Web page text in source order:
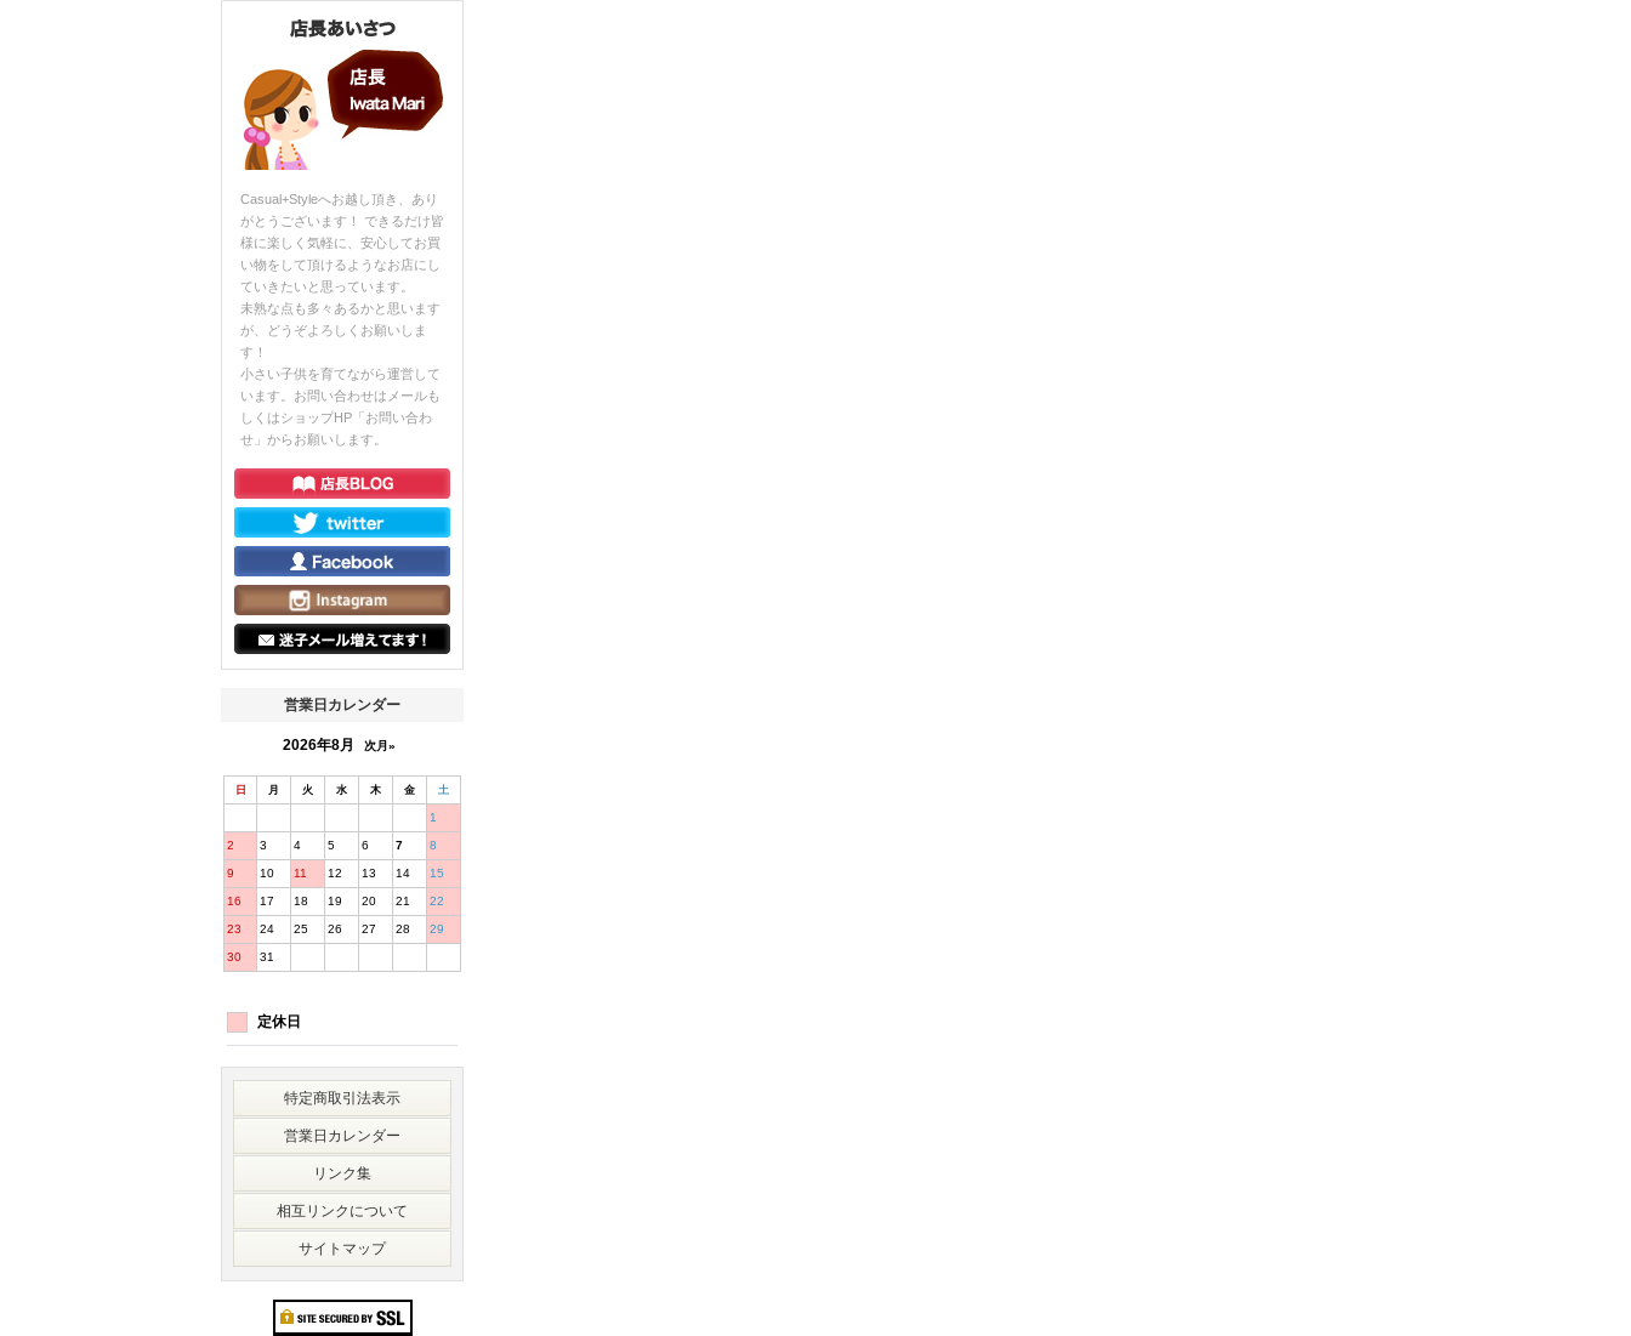
Casual+Styleへお越し頂き、あり
がとうございます！ できるだけ皆
様に楽しく気軽に、安心してお買
い物をして頂けるようなお店にし
ていきたいと思っています。
未熟な点も多々あるかと思います
が、どうぞよろしくお願いしま
す！
小さい子供を育てながら運営して
います。お問い合わせはメールも
しくはショップHP「お問い合わ
せ」からお願いします。
営業日カレンダー
2026年8月 次月»
日 月 火 水 木 金 土
1
2 3 4 5 6 7 8
9 10 11 12 13 14 15
16 17 18 19 20 21 22
23 24 25 26 27 28 29
30 31
定休日
特定商取引法表示
営業日カレンダー
リンク集
相互リンクについて
サイトマップ